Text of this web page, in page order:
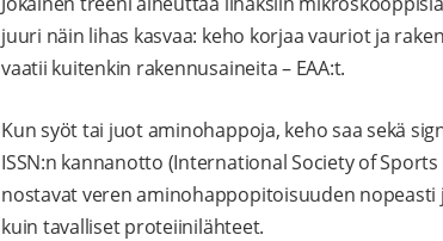
juuri näin lihas kasvaa: keho korjaa vauriot ja
vaatii kuitenkin rakennusaineita – EAA:t.
Kun syöt tai juot aminohappoja, keho saa sekä
ISSN:n kannanotto (International Society of
nostavat veren aminohappopitoisuuden
kuin tavalliset proteiinilähteet.